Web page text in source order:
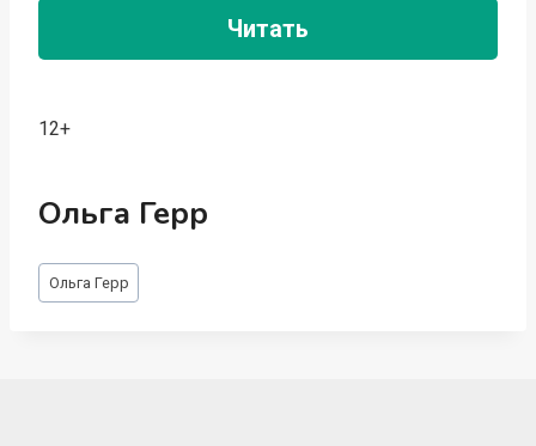
Читать
12+
Ольга Герр
Метки
записи:
Ольга Герр